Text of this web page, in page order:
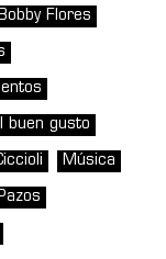
Bobby Flores
buen gusto
Música